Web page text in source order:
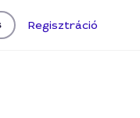
Regisztráció